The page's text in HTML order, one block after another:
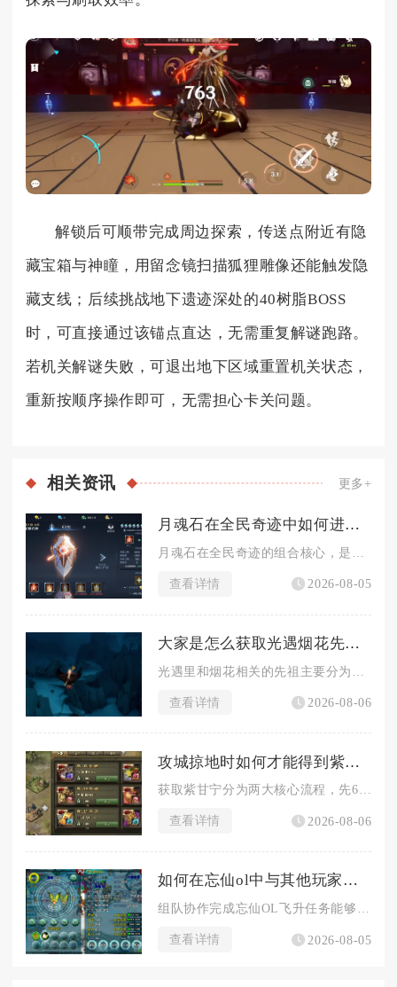
解锁后可顺带完成周边探索，传送点附近有隐
藏宝箱与神瞳，用留念镜扫描狐狸雕像还能触发隐
藏支线；后续挑战地下遗迹深处的40树脂BOSS
时，可直接通过该锚点直达，无需重复解谜跑路。
若机关解谜失败，可退出地下区域重置机关状态，
重新按顺序操作即可，无需担心卡关问题。
相关资讯 更多+
月魂石在全民奇迹中如何进行组合
查看详情 2026-08-05
大家是怎么获取光遇烟花先祖的
查看详情 2026-08-06
攻城掠地时如何才能得到紫甘宁
获取紫甘宁分为两大核心流程，先66级通关专属副本酒馆招募红品...
查看详情 2026-08-06
如何在忘仙ol中与其他玩家共同完成飞升任务
组队协作完成忘仙OL飞升任务能够大幅降低单人渡劫的生存压力，...
查看详情 2026-08-05